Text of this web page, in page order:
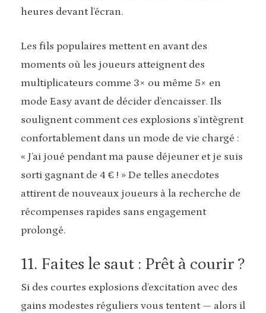
heures devant l’écran.
Les fils populaires mettent en avant des
moments où les joueurs atteignent des
multiplicateurs comme 3× ou même 5× en
mode Easy avant de décider d’encaisser. Ils
soulignent comment ces explosions s’intègrent
confortablement dans un mode de vie chargé :
« J’ai joué pendant ma pause déjeuner et je suis
sorti gagnant de 4 € ! » De telles anecdotes
attirent de nouveaux joueurs à la recherche de
récompenses rapides sans engagement
prolongé.
11. Faites le saut : Prêt à courir ?
Si des courtes explosions d’excitation avec des
gains modestes réguliers vous tentent — alors il